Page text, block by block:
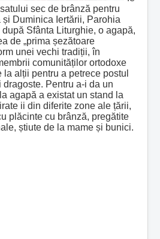
sec de brânză pentru
și Duminica Iertării, Parohia
Sfânta Liturghie, o agapă,
de „prima șezătoare
unei vechi tradiții, în
comunităților ortodoxe
alții pentru a petrece postul
Pentru a-i da un
agapă a existat un stand la
ii din diferite zone ale țării,
plăcinte cu brânză, pregătite
știute de la mame și bunici.